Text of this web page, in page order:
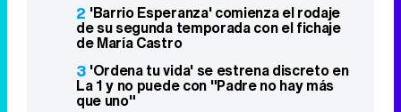
2 'Barrio Esperanza' comienza el rodaje
de su segunda temporada con el fichaje
de María Castro
3 'Ordena tu vida' se estrena discreto en
La 1 y no puede con "Padre no hay más
que uno"